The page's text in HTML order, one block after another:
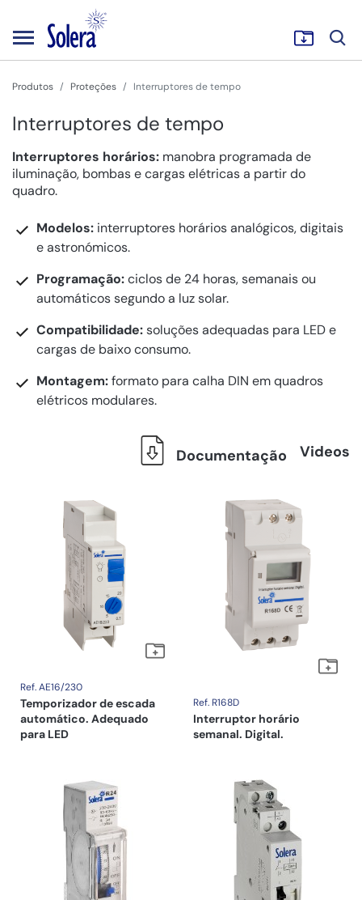
Produtos Proteções Interruptores de tempo
Interruptores de tempo
Interruptores horários: manobra programada de
iluminação, bombas e cargas elétricas a partir do
quadro.
Modelos: interruptores horários analógicos, digitais
e astronómicos.
Programação:ciclos de 24 horas, semanais ou
automáticos segundo a luz solar.
Compatibilidade:soluções adequadas para LED e
cargas de baixo consumo.
Montagem:formato para calha DIN em quadros
elétricos modulares.
Documentação Videos
Ref. AE16/230
Temporizador de escada
automático. Adequado
para LED
Ref. R168D
Interruptor horário
semanal. Digital.